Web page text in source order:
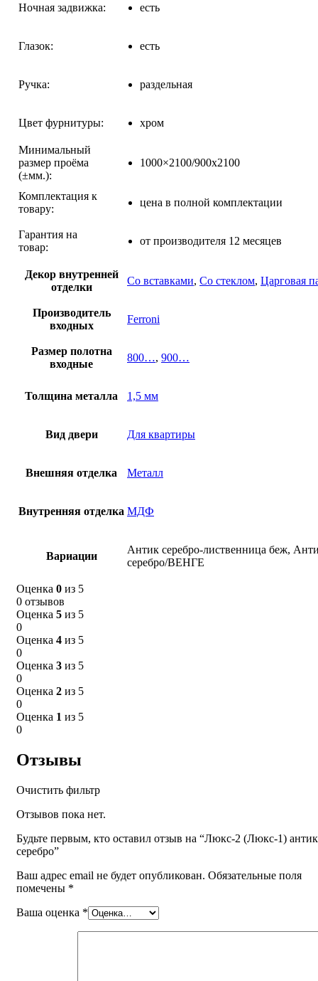
Ночная задвижка: есть
Глазок: есть
Ручка: раздельная
Цвет фурнитуры: хром
Минимальный
размер проёма
(±мм.):
1000×2100/900х2100
Комплектация к
товару:
цена в полной комплектации
Гарантия на
товар:
от производителя 12 месяцев
Декор внутренней
отделки
Со вставками, Со стеклом, Царговая
Производитель
входных
Ferroni
Размер полотна
входные
800…, 900…
Толщина металла 1,5 мм
Вид двери Для квартиры
Внешняя отделка Металл
Внутренняя отделка МДФ
Вариации
Антик серебро-лиственница беж,
серебро/ВЕНГЕ
Оценка 0 из 5
0 отзывов
Оценка 5 из 5
0
Оценка 4 из 5
0
Оценка 3 из 5
0
Оценка 2 из 5
0
Оценка 1 из 5
0
Отзывы
Очистить фильтр
Отзывов пока нет.
Будьте первым, кто оставил отзыв на “Люкс-2 (Люкс-1) антик
серебро”
Ваш адрес email не будет опубликован. Обязательные поля
помечены *
Ваша оценка *